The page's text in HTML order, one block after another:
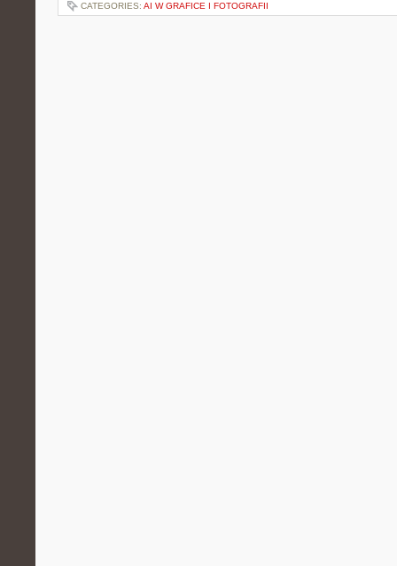
CATEGORIES: AI W GRAFICE I FOTOGRAFII